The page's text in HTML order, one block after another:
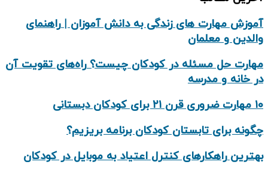
آموزش مهارت های زندگی به دانش‌ آموزان | راهنمای
والدین و معلمان
مهارت حل مسئله در کودکان چیست؟ راه‌های تقویت آن
در خانه و مدرسه
۱۰ مهارت ضروری قرن ۲۱ برای کودکان دبستانی
چگونه برای تابستان کودکان برنامه بریزیم؟
بهترین راهکارهای کنترل اعتیاد به موبایل در کودکان